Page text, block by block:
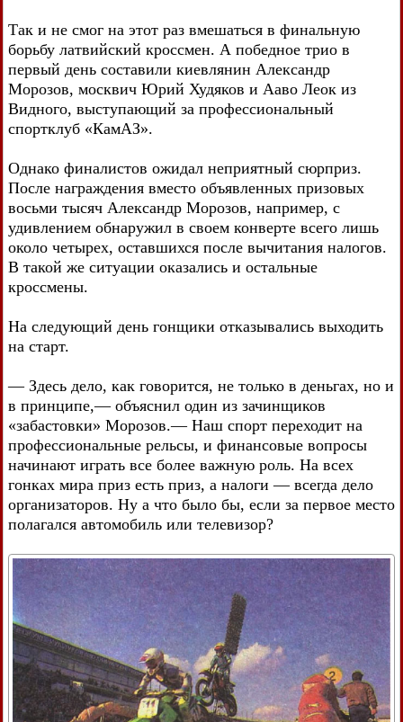
Так и не смог на этот раз вмешаться в финальную
борьбу латвийский кроссмен. А победное трио в
первый день составили киевлянин Александр
Морозов, москвич Юрий Худяков и Ааво Леок из
Видного, выступающий за профессиональный
спортклуб «КамАЗ».
Однако финалистов ожидал неприятный сюрприз.
После награждения вместо объявленных призовых
восьми тысяч Александр Морозов, например, с
удивлением обнаружил в своем конверте всего лишь
около четырех, оставшихся после вычитания налогов.
В такой же ситуации оказались и остальные
кроссмены.
На следующий день гонщики отказывались выходить
на старт.
— Здесь дело, как говорится, не только в деньгах, но и
в принципе,— объяснил один из зачинщиков
«забастовки» Морозов.— Наш спорт переходит на
профессиональные рельсы, и финансовые вопросы
начинают играть все более важную роль. На всех
гонках мира приз есть приз, а налоги — всегда дело
организаторов. Ну а что было бы, если за первое место
полагался автомобиль или телевизор?